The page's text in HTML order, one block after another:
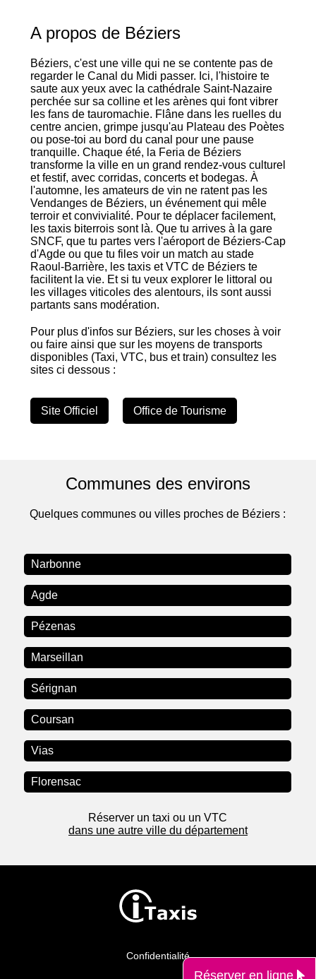
A propos de Béziers
Béziers, c'est une ville qui ne se contente pas de
regarder le Canal du Midi passer. Ici, l'histoire te
saute aux yeux avec la cathédrale Saint-Nazaire
perchée sur sa colline et les arènes qui font vibrer
les fans de tauromachie. Flâne dans les ruelles du
centre ancien, grimpe jusqu'au Plateau des Poètes
ou pose-toi au bord du canal pour une pause
tranquille. Chaque été, la Feria de Béziers
transforme la ville en un grand rendez-vous culturel
et festif, avec corridas, concerts et bodegas. À
l'automne, les amateurs de vin ne ratent pas les
Vendanges de Béziers, un événement qui mêle
terroir et convivialité. Pour te déplacer facilement,
les taxis biterrois sont là. Que tu arrives à la gare
SNCF, que tu partes vers l'aéroport de Béziers-Cap
d'Agde ou que tu files voir un match au stade
Raoul-Barrière, les taxis et VTC de Béziers te
facilitent la vie. Et si tu veux explorer le littoral ou
les villages viticoles des alentours, ils sont aussi
partants sans modération.
Pour plus d'infos sur Béziers, sur les choses à voir
ou faire ainsi que sur les moyens de transports
disponibles (Taxi, VTC, bus et train) consultez les
sites ci dessous :
Site Officiel Office de Tourisme
Communes des environs
Quelques communes ou villes proches de Béziers :
Narbonne
Agde
Pézenas
Marseillan
Sérignan
Coursan
Vias
Florensac
Réserver un taxi ou un VTC
dans une autre ville du département
Confidentialité
Réserver en ligne